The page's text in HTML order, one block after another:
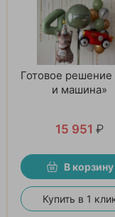
Готовое решение
и машина»
15 951 ₽
В корзину
Купить в 1